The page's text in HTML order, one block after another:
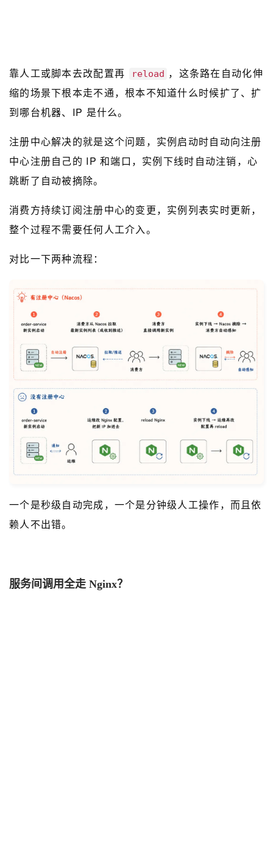
靠人工或脚本去改配置再 reload
，这条路在自动化伸
缩的场景下根本走不通，根本不知道什么时候扩了、扩
到哪台机器、IP 是什么。
注册中心解决的就是这个问题，实例启动时自动向注册
中心注册自己的 IP 和端口，实例下线时自动注销，心
跳断了自动被摘除。
消费方持续订阅注册中心的变更，实例列表实时更新，
整个过程不需要任何人工介入。
对比一下两种流程：
一个是秒级自动完成，一个是分钟级人工操作，而且依
赖人不出错。
服务间调用全走 Nginx？